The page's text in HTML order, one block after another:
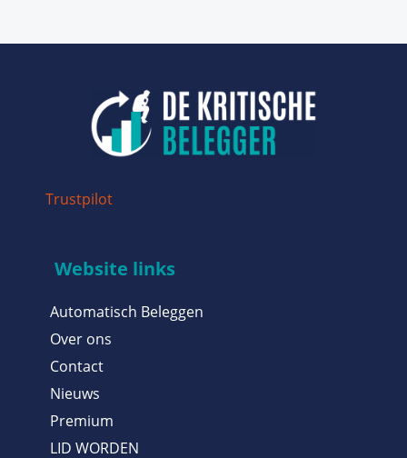
Trustpilot
Website links
Automatisch Beleggen
Over ons
Contact
Nieuws
Premium
LID WORDEN